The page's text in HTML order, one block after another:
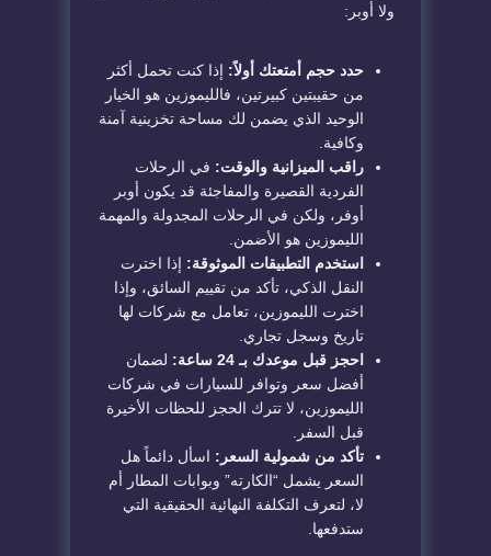
ولا أوبر :
حدد حجم أمتعتك أولاً: إذا كنت تحمل أكثر
من حقيبتين كبيرتين، فالليموزين هو الخيار
الوحيد الذي يضمن لك مساحة تخزينية آمنة
وكافية.
راقب الميزانية والوقت: في الرحلات
الفردية القصيرة والمفاجئة قد يكون أوبر
أوفر، ولكن في الرحلات المجدولة والمهمة
الليموزين هو الأضمن.
استخدم التطبيقات الموثوقة: إذا اخترت
النقل الذكي، تأكد من تقييم السائق، وإذا
اخترت الليموزين، تعامل مع شركات لها
تاريخ وسجل تجاري.
احجز قبل موعدك بـ 24 ساعة:
لضمان
أفضل سعر وتوافر للسيارات في شركات
الليموزين، لا تترك الحجز للحظات الأخيرة
قبل السفر.
تأكد من شمولية السعر: اسأل دائماً هل
السعر يشمل “الكارته” وبوابات المطار أم
لا، لتعرف التكلفة النهائية الحقيقية التي
ستدفعها.